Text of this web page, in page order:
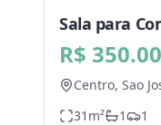
Sala para
Campos - SP
R$
Centro, Sao
31 m² 1 1